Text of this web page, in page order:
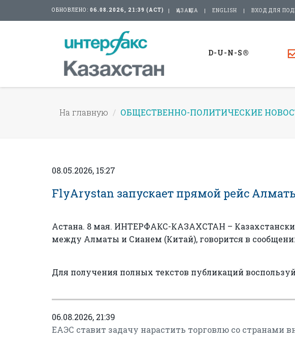
ОБНОВЛЕНО: 06.08.2026, 21:39 (АСТ) ҚАЗАҚША ENGLISH ВХОД ДЛЯ
D-U-N-S®
На главную ОБЩЕСТВЕННО-ПОЛИТИЧЕСКИЕ
08.05.2026, 15:27
FlyArystan запускает прямой рейс
Астана. 8 мая. ИНТЕРФАКС-КАЗАХСТАН –
между Алматы и Сианем (Китай), говорится в
Для получения полных текстов публикаций
06.08.2026, 21:39
ЕАЭС ставит задачу нарастить торговлю со странами